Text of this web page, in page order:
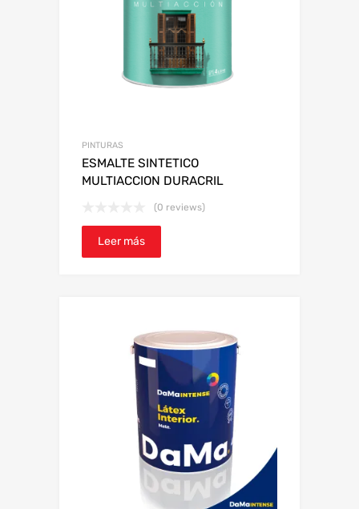
PINTURAS
ESMALTE SINTETICO
MULTIACCION DURACRIL
(0 reviews)
Leer más